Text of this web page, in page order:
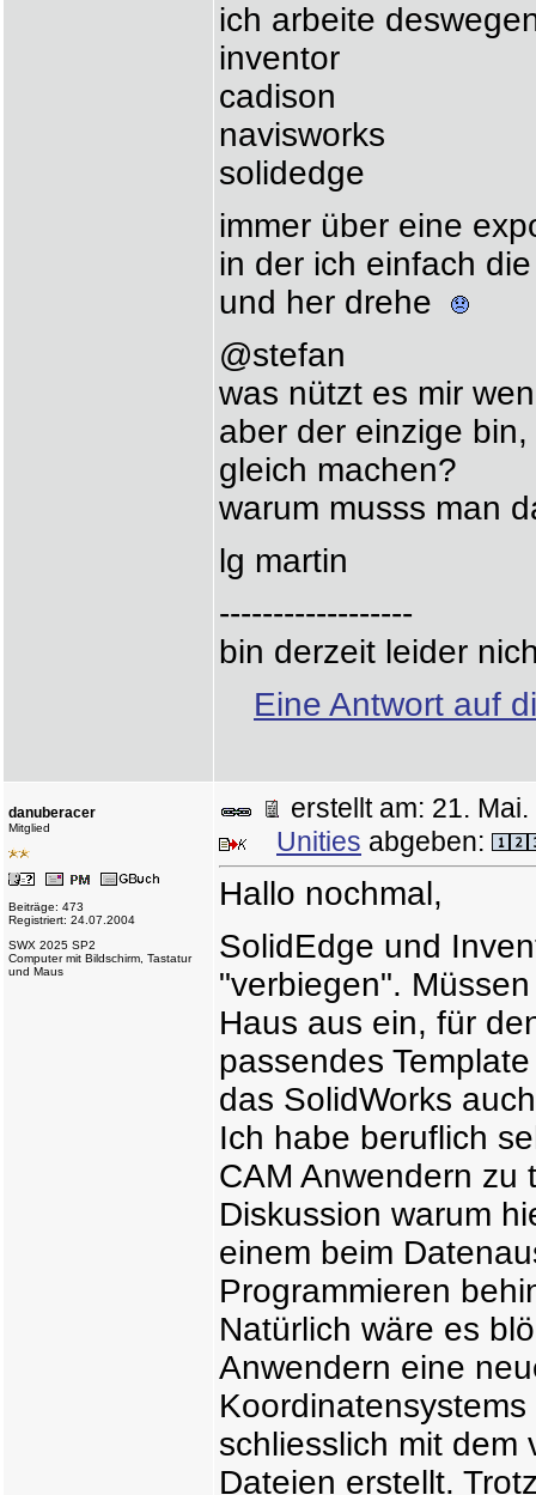
ich arbeite
inventor
cadison
navisworks
solidedge
immer über eine
in der ich einfach
und her drehe
@stefan
was nützt es mir
aber der einzige
gleich machen?
warum musss man
lg martin
------------------
bin derzeit leider
Eine Antwort auf
danuberacer
Mitglied
Beiträge: 473
Registriert: 24.07.2004
SWX 2025 SP2
Computer mit Bildschirm, Tastatur
und Maus
erstellt am: 21.
Unities abgeben:
Hallo nochmal,
SolidEdge und
"verbiegen".
Haus aus ein, für
passendes
das SolidWorks
Ich habe beruflich
CAM Anwendern zu
Diskussion warum
einem beim
Programmieren
Natürlich wäre es
Anwendern eine
schliesslich mit dem
Dateien erstellt.